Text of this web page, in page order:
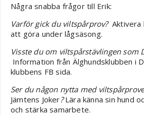
Några snabba frågor till Erik:
Varför gick du viltspårprov?Aktivera
att göra under lågsäsong.
Visste du om viltspårstävlingen som
Information från Älghundsklubben i
klubbens FB sida.
Ser du någon nytta med
Jämtens Joker?Lära känna sin hund
och stärka samarbete.